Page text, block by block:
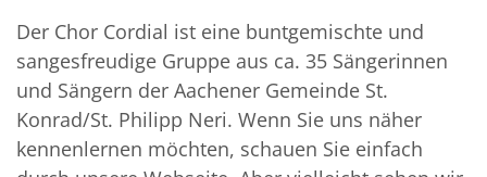
Der Chor Cordial ist eine buntgemischte und
sangesfreudige Gruppe aus ca. 35 Sängerinnen
und Sängern der Aachener Gemeinde St.
Konrad/St. Philipp Neri. Wenn Sie uns näher
kennenlernen möchten, schauen Sie einfach